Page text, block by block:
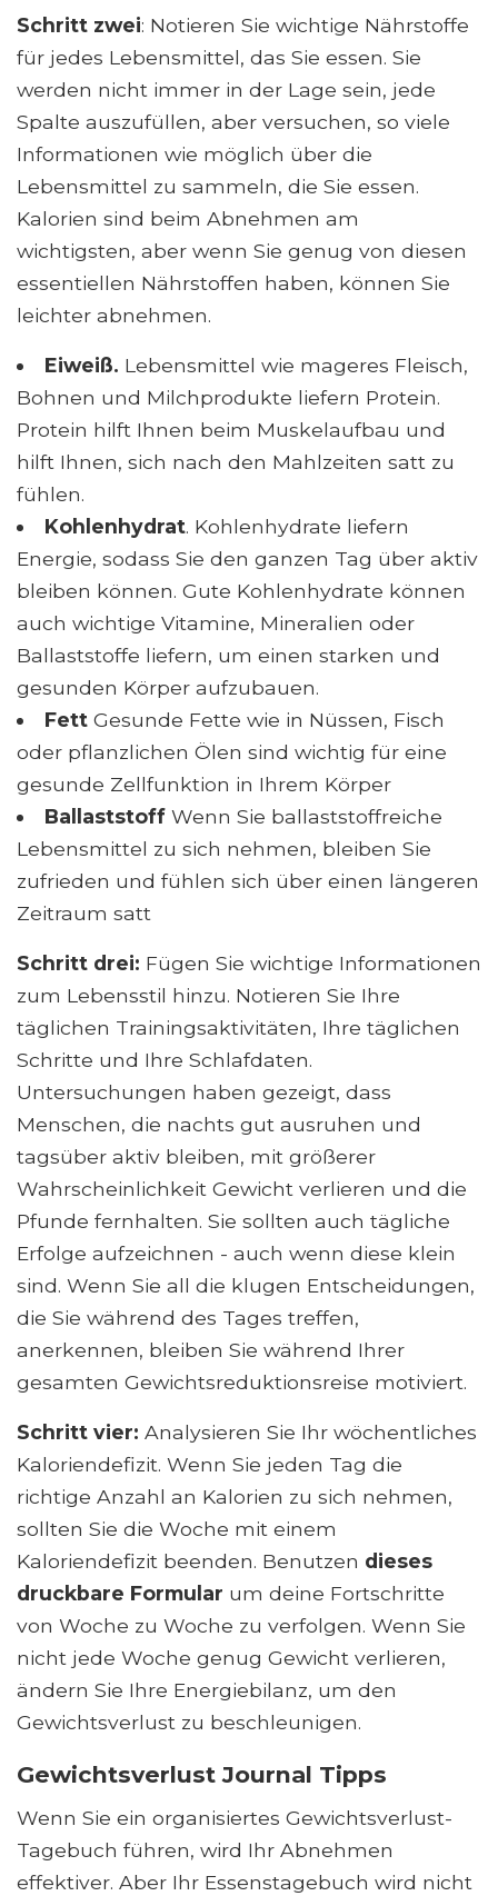
Schritt zwei: Notieren Sie wichtige Nährstoffe
für jedes Lebensmittel, das Sie essen. Sie
werden nicht immer in der Lage sein, jede
Spalte auszufüllen, aber versuchen, so viele
Informationen wie möglich über die
Lebensmittel zu sammeln, die Sie essen.
Kalorien sind beim Abnehmen am
wichtigsten, aber wenn Sie genug von diesen
essentiellen Nährstoffen haben, können Sie
leichter abnehmen.
Eiweiß. Lebensmittel wie mageres Fleisch,
Bohnen und Milchprodukte liefern Protein.
Protein hilft Ihnen beim Muskelaufbau und
hilft Ihnen, sich nach den Mahlzeiten satt zu
fühlen.
Kohlenhydrat. Kohlenhydrate liefern
Energie, sodass Sie den ganzen Tag über aktiv
bleiben können. Gute Kohlenhydrate können
auch wichtige Vitamine, Mineralien oder
Ballaststoffe liefern, um einen starken und
gesunden Körper aufzubauen.
Fett Gesunde Fette wie in Nüssen, Fisch
oder pflanzlichen Ölen sind wichtig für eine
gesunde Zellfunktion in Ihrem Körper
BallaststoffWenn Sie ballaststoffreiche
Lebensmittel zu sich nehmen, bleiben Sie
zufrieden und fühlen sich über einen längeren
Zeitraum satt
Schritt drei: Fügen Sie wichtige Informationen
zum Lebensstil hinzu. Notieren Sie Ihre
täglichen Trainingsaktivitäten, Ihre täglichen
Schritte und Ihre Schlafdaten.
Untersuchungen haben gezeigt, dass
Menschen, die nachts gut ausruhen und
tagsüber aktiv bleiben, mit größerer
Wahrscheinlichkeit Gewicht verlieren und die
Pfunde fernhalten. Sie sollten auch tägliche
Erfolge aufzeichnen - auch wenn diese klein
sind. Wenn Sie all die klugen Entscheidungen,
die Sie während des Tages treffen,
anerkennen, bleiben Sie während Ihrer
gesamten Gewichtsreduktionsreise motiviert.
Schritt vier: Analysieren Sie Ihr wöchentliches
Kaloriendefizit. Wenn Sie jeden Tag die
richtige Anzahl an Kalorien zu sich nehmen,
sollten Sie die Woche mit einem
Kaloriendefizit beenden. Benutzen dieses
druckbare Formular um deine Fortschritte
von Woche zu Woche zu verfolgen. Wenn Sie
nicht jede Woche genug Gewicht verlieren,
ändern Sie Ihre Energiebilanz, um den
Gewichtsverlust zu beschleunigen.
Gewichtsverlust Journal Tipps
Wenn Sie ein organisiertes Gewichtsverlust-
Tagebuch führen, wird Ihr Abnehmen
effektiver. Aber Ihr Essenstagebuch wird nicht